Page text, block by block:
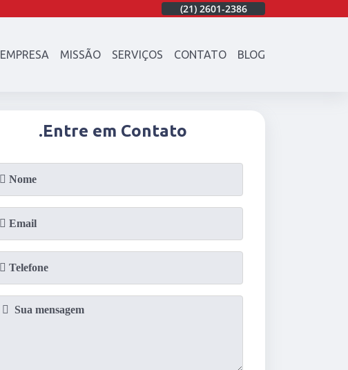
(21) 2601-2386
EMPRESA MISSÃO SERVIÇOS CONTATO BLOG
.Entre em Contato